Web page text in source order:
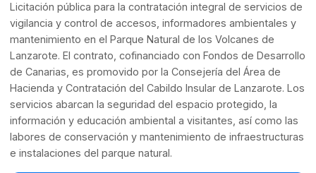
Licitación pública para la contratación integral de servicios de
vigilancia y control de accesos, informadores ambientales y
mantenimiento en el Parque Natural de los Volcanes de
Lanzarote. El contrato, cofinanciado con Fondos de Desarrollo
de Canarias, es promovido por la Consejería del Área de
Hacienda y Contratación del Cabildo Insular de Lanzarote. Los
servicios abarcan la seguridad del espacio protegido, la
información y educación ambiental a visitantes, así como las
labores de conservación y mantenimiento de infraestructuras
e instalaciones del parque natural.